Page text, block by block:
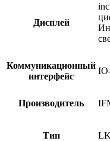
Дисплей
Коммуникационный
интерфейс
Производитель
Тип